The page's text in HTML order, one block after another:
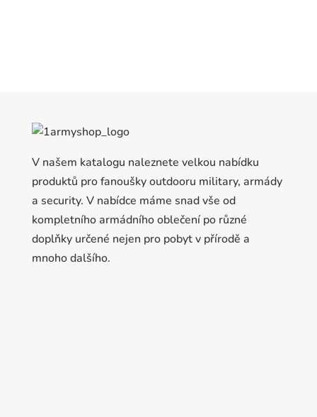
V našem katalogu naleznete velkou nabídku
produktů pro fanoušky outdooru military, armády
a security. V nabídce máme snad vše od
kompletního armádního oblečení po různé
doplňky určené nejen pro pobyt v přírodě a
mnoho dalšího.